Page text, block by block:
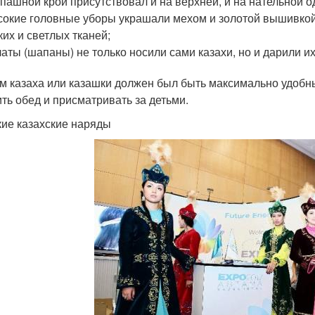
головные уборы украшали мехом и золотой
и светлых тканей;
(шапаны) не только носили сами казахи, но и дарили
казаха или казашки должен был быть максимально
обед и присматривать за детьми.
казахские наряды